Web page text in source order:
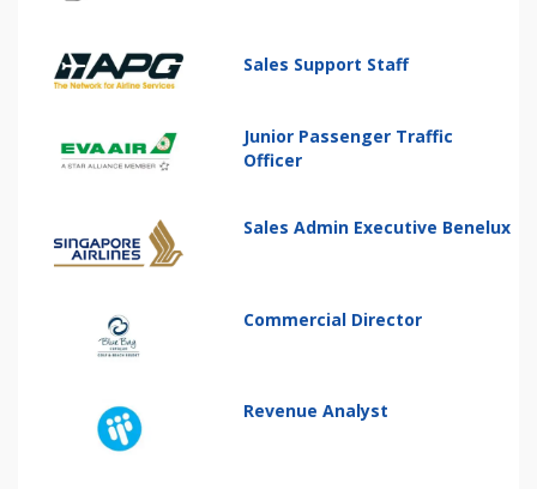
Sales Support Staff
Junior Passenger Traffic
Officer
Sales Admin Executive Benelux
Commercial Director
Revenue Analyst